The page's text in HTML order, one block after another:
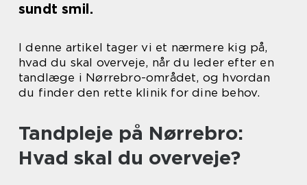
sundt smil.
I denne artikel tager vi et nærmere kig på,
hvad du skal overveje, når du leder efter en
tandlæge i Nørrebro-området, og hvordan
du finder den rette klinik for dine behov.
Tandpleje på Nørrebro:
Hvad skal du overveje?